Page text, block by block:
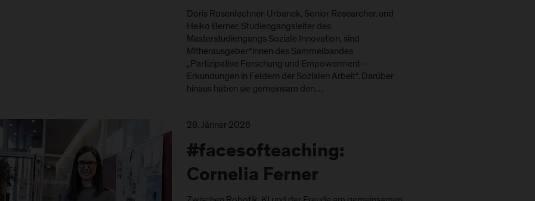
Doris Rosenlechner-Urbanek, Senior Researcher, und
Heiko Berner, Studiengangsleiter des
Masterstudiengangs Soziale Innovation, sind
Mitherausgeber*innen des Sammelbandes
„Partizipative Forschung und Empowerment –
Erkundungen in Feldern der Sozialen Arbeit“. Darüber
hinaus haben sie gemeinsam den…
28. Jänner 2026
#facesofteaching:
Cornelia Ferner